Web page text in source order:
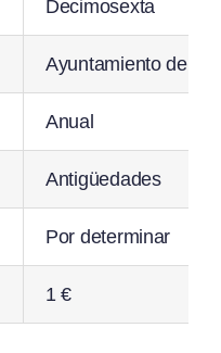
Decimosexta
Ayuntamiento de
Anual
Antigüedades
Por determinar
1 €